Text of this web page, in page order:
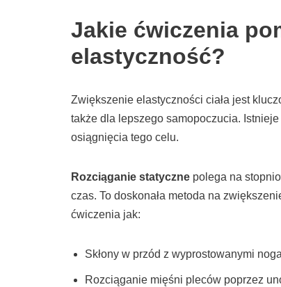
Jakie ćwiczenia
elastyczność?
Zwiększenie elastyczności ciała jest
także dla lepszego samopoczucia.
osiągnięcia tego celu.
Rozciąganie statyczne polega na
czas. To doskonała metoda na
ćwiczenia jak:
Skłony w przód z wyprostowanymi
Rozciąganie mięśni pleców poprzez